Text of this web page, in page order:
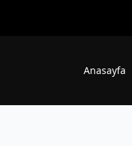
Anasayfa